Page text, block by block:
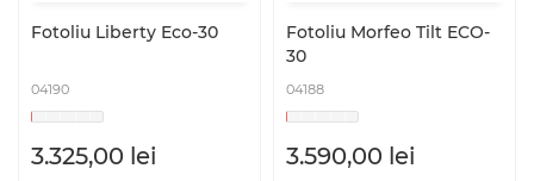
Fotoliu Liberty Eco-30
04190
3.325,00 lei
Fotoliu Morfeo Tilt ECO-
30
04188
3.590,00 lei